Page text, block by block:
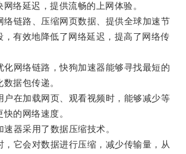
络延迟，提供流畅的上网体验。
链路、压缩网页数据、提供全球加速节
，有效地降低了网络延迟，提高了网络传
网络链路，快狗加速器能够寻找最短的
据包传递。
在加载网页、观看视频时，能够减少等
的网络速度。
器采用了数据压缩技术。
它会对数据进行压缩，减少传输量，从